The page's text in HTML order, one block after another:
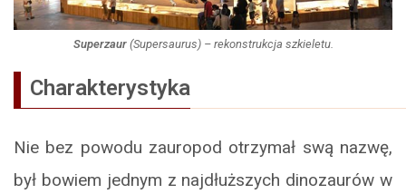
Superzaur(Supersaurus) – rekonstrukcja szkieletu.
Charakterystyka
Nie bez powodu zauropod otrzymał swą nazwę,
był bowiem jednym z najdłuższych dinozaurów w